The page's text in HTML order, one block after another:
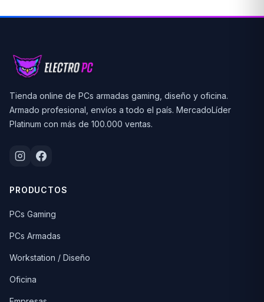
Tienda online de PCs armadas gaming, diseño y oficina.
Armado profesional, envíos a todo el país. MercadoLíder
Platinum con más de 100.000 ventas.
PRODUCTOS
PCs Gaming
PCs Armadas
Workstation / Diseño
Oficina